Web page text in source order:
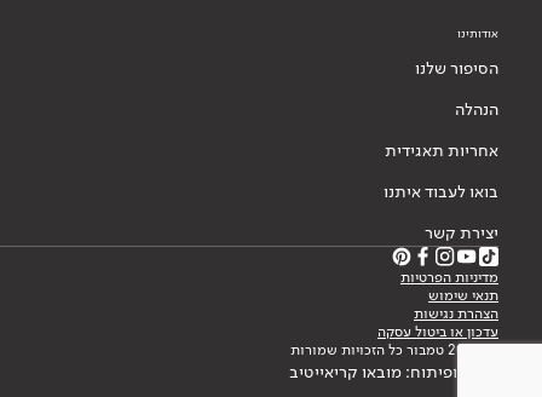
אודותינו
הסיפור שלנו
הנהלה
אחריות תאגידית
בואו לעבוד איתנו
יצירת קשר
מדיניות הפרטיות
תנאי שימוש
הצהרת נגישות
עדכון או ביטול עסקה
© 2026 טמבור כל הזכויות שמורות
עיצוב ופיתוח: מובאו קריאייטיב